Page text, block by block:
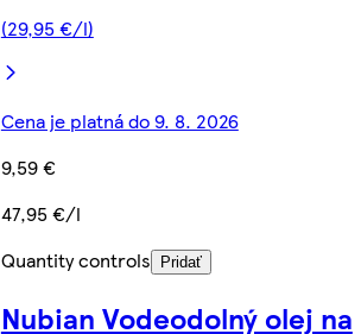
(29,95 €/l)
Cena je platná do 9. 8. 2026
9,59 €
47,95 €/l
Quantity controls
Pridať
Nubian Vodeodolný olej na